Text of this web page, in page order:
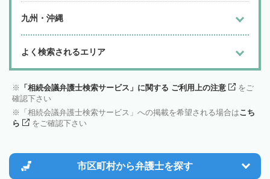
九州・沖縄
よく検索されるエリア
「相続会議弁護士検索サービス」に関する ご利用上の注意
をご
確認下さい
「相続会議弁護士検索サービス」への掲載を希望される場合はこち
ら
をご確認下さい
市区町村から弁護士を探す